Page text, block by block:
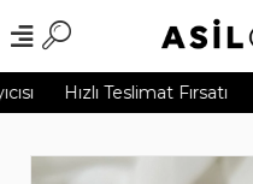
Hızlı Teslimat Fırsatı